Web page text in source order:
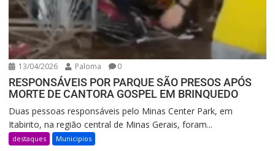
13/04/2026 Paloma 0
RESPONSÁVEIS POR PARQUE SÃO PRESOS APÓS
MORTE DE CANTORA GOSPEL EM BRINQUEDO
Duas pessoas responsáveis pelo Minas Center Park, em
Itabirito, na região central de Minas Gerais, foram...
destaques Municipios